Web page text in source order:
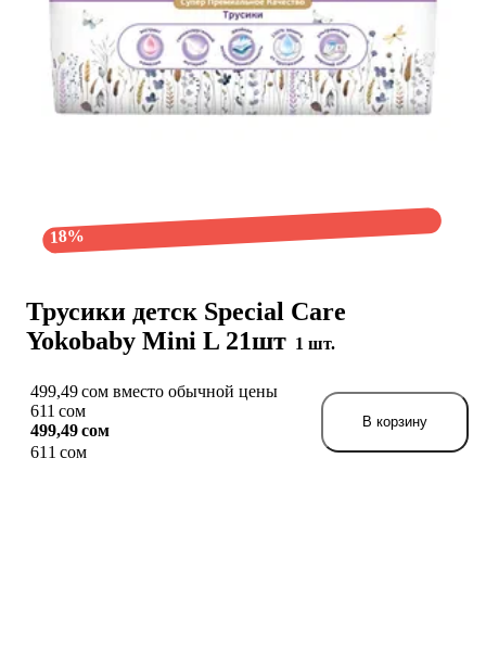
Трусики детск Special Care
Yokobaby Mini L 21шт 1 шт.
18%
499,49 сом вместо обычной цены
611 сом
499,49 сом
611 сом
В корзину